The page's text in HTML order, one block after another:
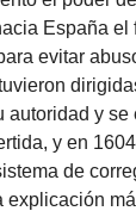
España
evitar
y
y en
de